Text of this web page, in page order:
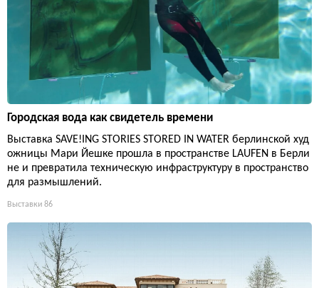
Городская вода как свидетель времени
Выставка SAVE!ING STORIES STORED IN WATER берлинской худ
ожницы Мари Йешке прошла в пространстве LAUFEN в Берли
не и превратила техническую инфраструктуру в пространство
для размышлений.
Выставки 86